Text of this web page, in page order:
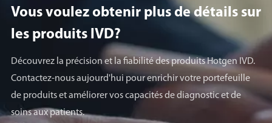
Vous voulez obtenir plus de détails sur
les produits lVD?
Découvrez la précision et la fiabilité des produits Hotgen IVD.
Contactez-nous aujourd'hui pour enrichir votre portefeuille
de produits et améliorer vos capacités de diagnostic et de
soins aux patients.